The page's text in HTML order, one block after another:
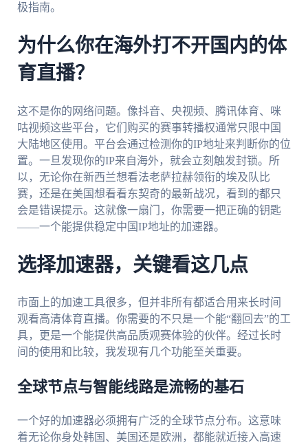
极指南。
为什么你在海外打不开国内的体
育直播？
这不是你的网络问题。像抖音、央视频、腾讯体育、咪
咕视频这些平台，它们购买的赛事转播权通常只限中国
大陆地区使用。平台会通过检测你的IP地址来判断你的位
置。一旦发现你的IP来自海外，就会立刻触发封锁。所
以，无论你在新西兰想看法老萨拉赫领衔的埃及队比
赛，还是在美国想看看东契奇的最新战况，看到的都只
会是错误提示。这就像一扇门，你需要一把正确的钥匙
——一个能提供稳定中国IP地址的加速器。
选择加速器，关键看这几点
市面上的加速工具很多，但并非所有都适合用来长时间
观看高清体育直播。你需要的不只是一个能“翻回去”的工
具，更是一个能提供高品质观赛体验的伙伴。经过长时
间的使用和比较，我发现有几个功能至关重要。
全球节点与智能线路是流畅的基石
一个好的加速器必须拥有广泛的全球节点分布。这意味
着无论你身处韩国、美国还是欧洲，都能就近接入高速